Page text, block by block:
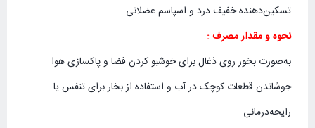
تسکین‌دهنده خفیف درد و اسپاسم عضلانی
نحوه و مقدار مصرف :
به‌صورت بخور روی ذغال برای خوشبو کردن فضا و پاکسازی هوا
جوشاندن قطعات کوچک در آب و استفاده از بخار برای تنفس یا
رایحه‌درمانی